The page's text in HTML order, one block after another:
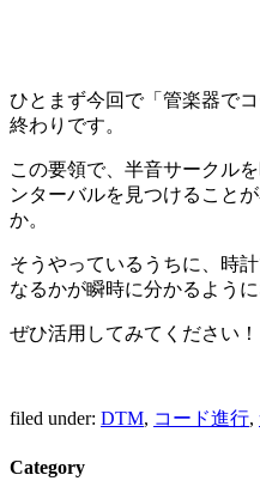
ひとまず今回で「管楽器で
終わりです。
この要領で、半音サークル
ンターバルを見つけること
か。
そうやっているうちに、時
なるかが瞬時に分かるよう
ぜひ活用してみてください！
filed under: DTM, コード進行,
Category